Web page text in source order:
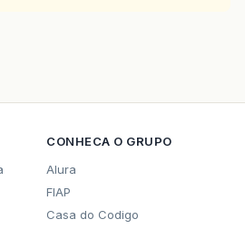
CONHECA O GRUPO
Alura
FIAP
Casa do Codigo